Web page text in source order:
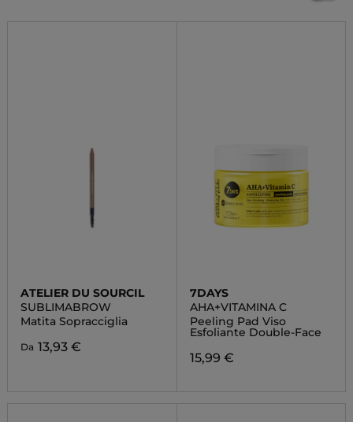
ATELIER DU SOURCIL
SUBLIMABROW
Matita Sopracciglia
Da 13,93 €
7DAYS
AHA+VITAMINA C
Peeling Pad Viso
Esfoliante Double-Face
15,99 €